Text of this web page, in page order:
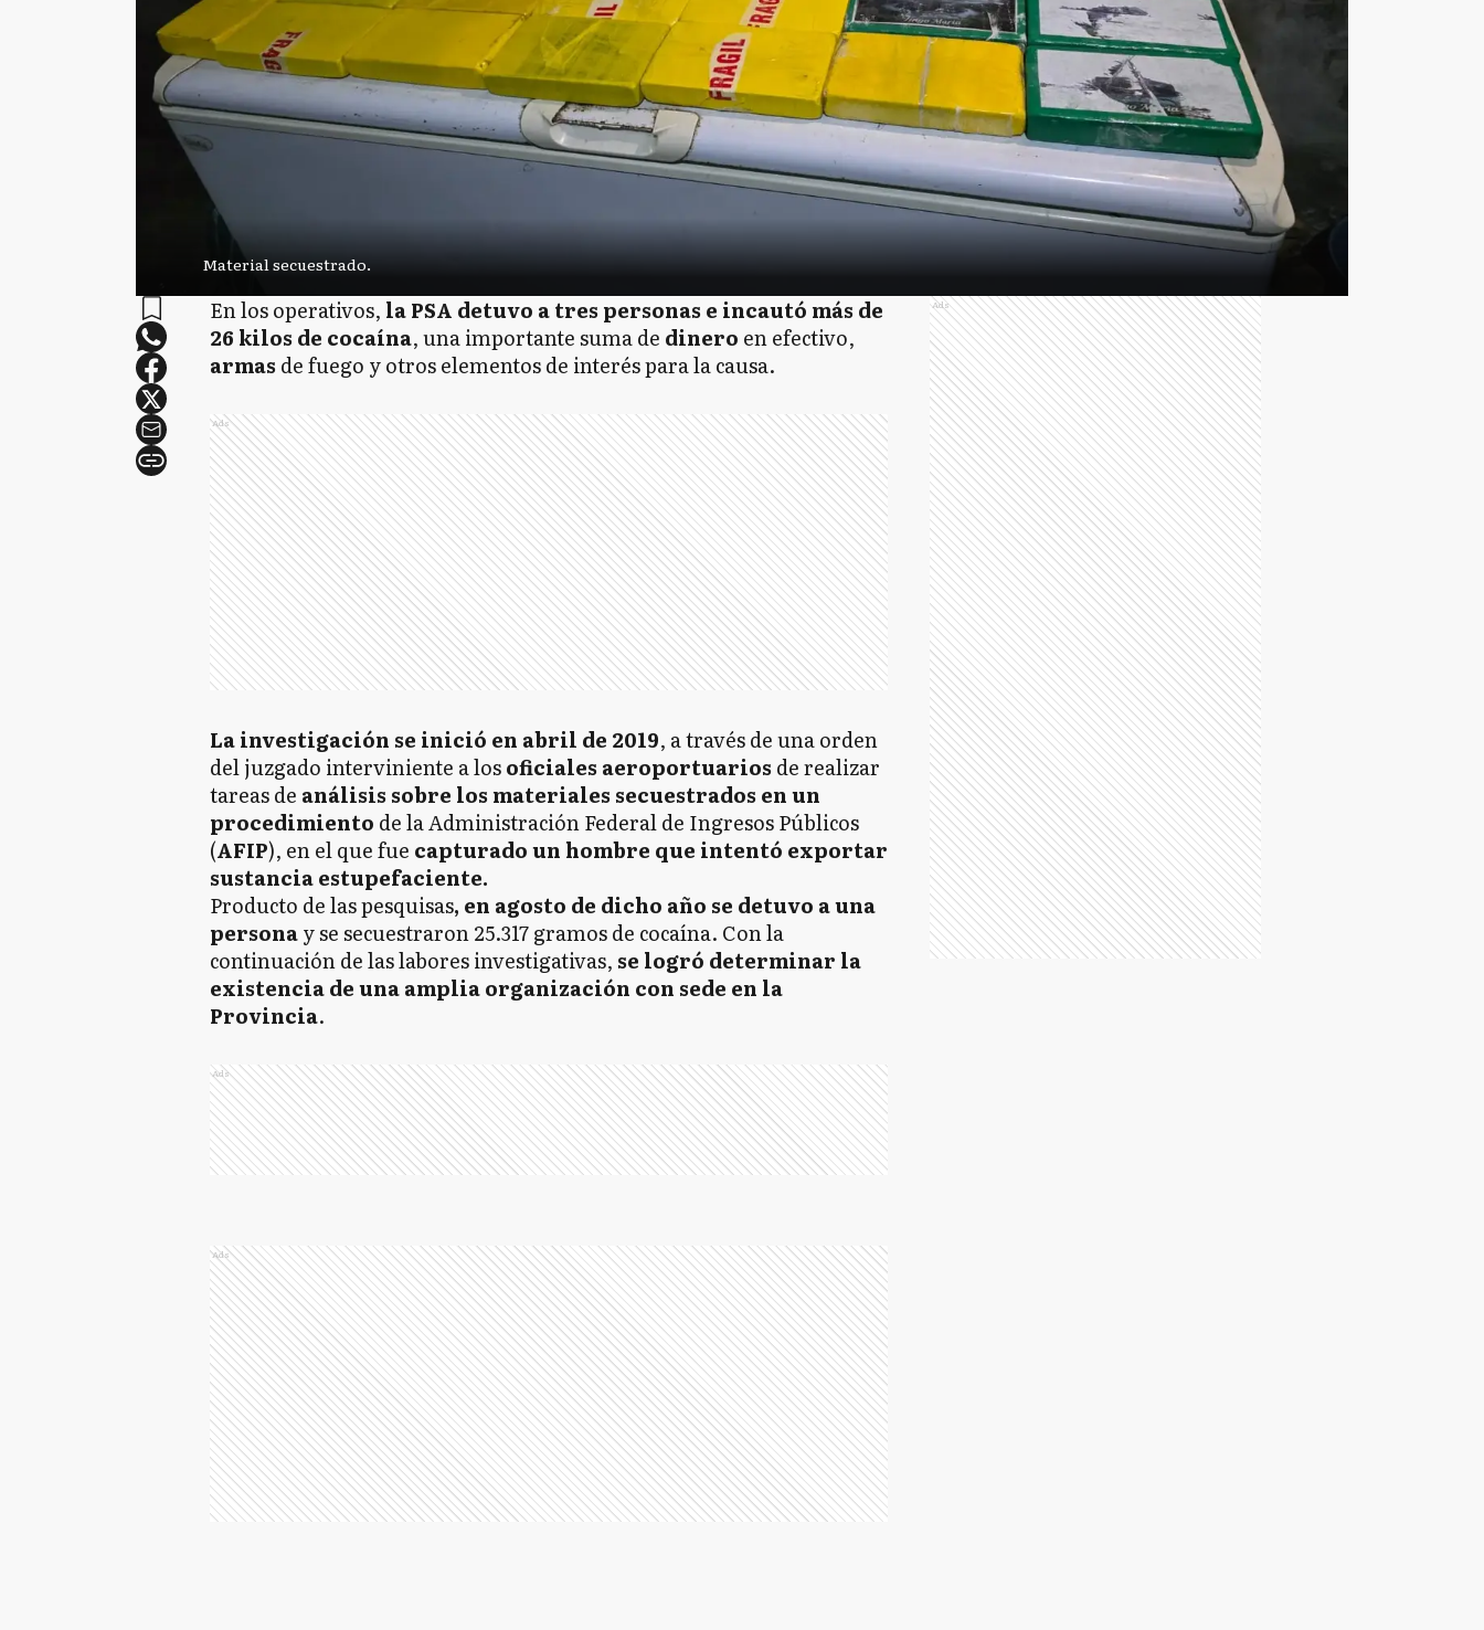
Material secuestrado.
En los operativos, la PSA detuvo a tres personas e incautó más de
26 kilos de cocaína, una importante suma de dinero en efectivo,
armas de fuego y otros elementos de interés para la causa.
Ads
La investigación se inició en abril de 2019, a través de una orden
del juzgado interviniente a losoficiales aeroportuarios de realizar
tareas de análisis sobre los materiales secuestrados en un
procedimiento de la Administración Federal de Ingresos Públicos
(AFIP), en el que fue capturado un hombre que intentó exportar
sustancia estupefaciente.
Producto de las pesquisas, en agosto de dicho año se detuvo a una
personay se secuestraron 25.317 gramos de cocaína. Con la
continuación de las labores investigativas, se logró determinar la
existencia de una amplia organización con sede en la
Provincia.
Ads
Ads
Ads